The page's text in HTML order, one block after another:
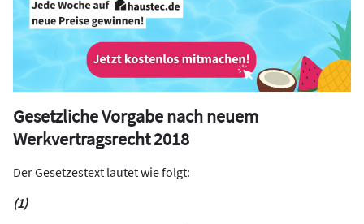
Gesetzliche Vorgabe nach neuem
Werkvertragsrecht 2018
Der Gesetzestext lautet wie folgt:
(1)